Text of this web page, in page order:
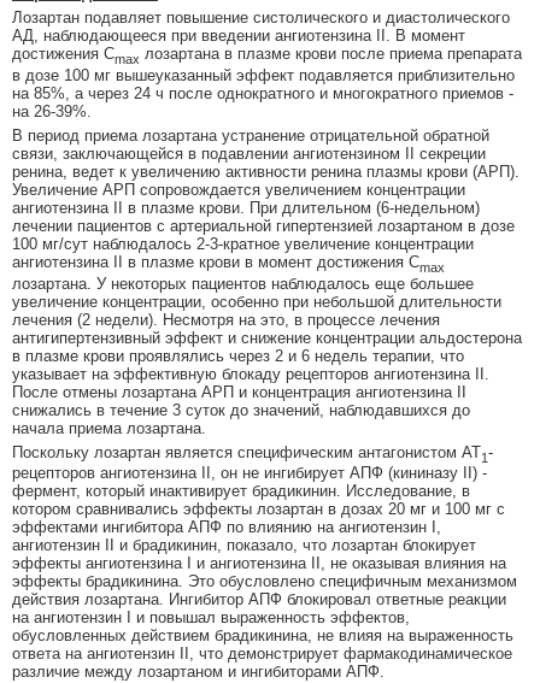
Лозартан подавляет повышение систолического и диастолического
АД, наблюдающееся при введении ангиотензина II. В момент
достижения Cmax лозартана в плазме крови после приема препарата
в дозе 100 мг вышеуказанный эффект подавляется приблизительно
на 85%, а через 24 ч после однократного и многократного приемов -
на 26-39%.
В период приема лозартана устранение отрицательной обратной
связи, заключающейся в подавлении ангиотензином II секреции
ренина, ведет к увеличению активности ренина плазмы крови (АРП).
Увеличение АРП сопровождается увеличением концентрации
ангиотензина II в плазме крови. При длительном (6-недельном)
лечении пациентов с артериальной гипертензией лозартаном в дозе
100 мг/сут наблюдалось 2-3-кратное увеличение концентрации
ангиотензина II в плазме крови в момент достижения Сmax
лозартана. У некоторых пациентов наблюдалось еще большее
увеличение концентрации, особенно при небольшой длительности
лечения (2 недели). Несмотря на это, в процессе лечения
антигипертензивный эффект и снижение концентрации альдостерона
в плазме крови проявлялись через 2 и 6 недель терапии, что
указывает на эффективную блокаду рецепторов ангиотензина II.
После отмены лозартана АРП и концентрация ангиотензина II
снижались в течение 3 суток до значений, наблюдавшихся до
начала приема лозартана.
Поскольку лозартан является специфическим антагонистом AT1-
рецепторов ангиотензина II, он не ингибирует АПФ (кининазу II) -
фермент, который инактивирует брадикинин. Исследование, в
котором сравнивались эффекты лозартан в дозах 20 мг и 100 мг с
эффектами ингибитора АПФ по влиянию на ангиотензин I,
ангиотензин II и брадикинин, показало, что лозартан блокирует
эффекты ангиотензина I и ангиотензина II, не оказывая влияния на
эффекты брадикинина. Это обусловлено специфичным механизмом
действия лозартана. Ингибитор АПФ блокировал ответные реакции
на ангиотензин I и повышал выраженность эффектов,
обусловленных действием брадикинина, не влияя на выраженность
ответа на ангиотензин II, что демонстрирует фармакодинамическое
различие между лозартаном и ингибиторами АПФ.